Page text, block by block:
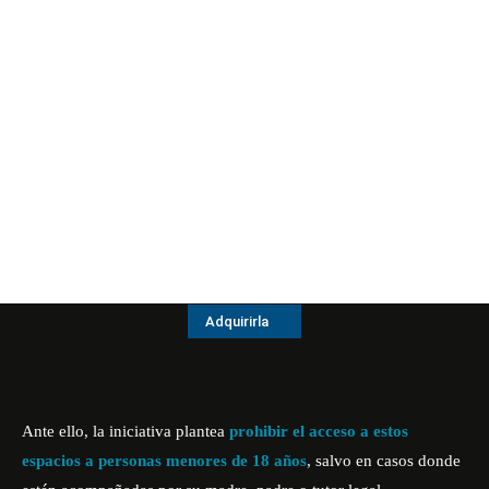
Adquirirla
Ante ello, la iniciativa plantea prohibir el acceso a estos
espacios a personas menores de 18 años, salvo en casos donde